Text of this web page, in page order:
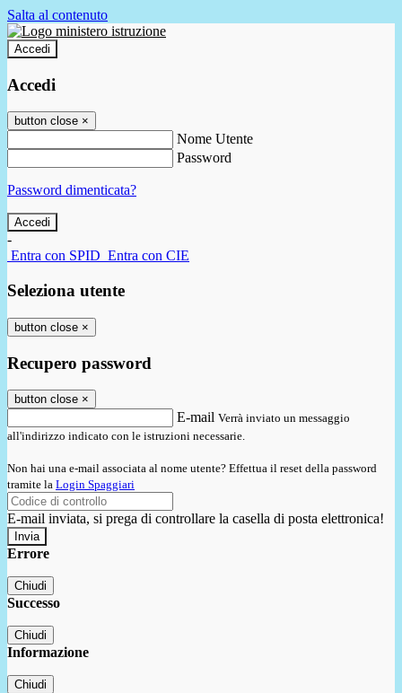
Salta al contenuto
Accedi
Accedi
button close ×
Nome Utente
Password
Password dimenticata?
-
Entra con SPID Entra con CIE
Seleziona utente
button close ×
Recupero password
button close ×
E-mail Verrà inviato un messaggio
all'indirizzo indicato con le istruzioni necessarie.
Non hai una e-mail associata al nome utente? Effettua il reset della password
tramite la Login Spaggiari
E-mail inviata, si prega di controllare la casella di posta elettronica!
Errore
Chiudi
Successo
Chiudi
Informazione
Chiudi